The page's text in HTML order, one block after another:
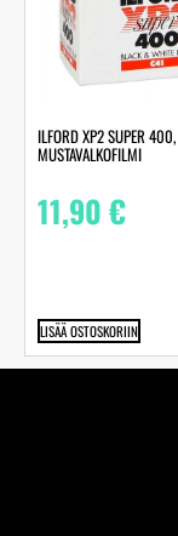
ILFORD XP2 SUPER
MUSTAVALKOFILMI
11,90€
LISÄÄ OSTOSKORIIN